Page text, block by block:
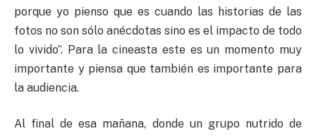
porque yo pienso que es cuando las historias de las
fotos no son sólo anécdotas sino es el impacto de todo
lo vivido”. Para la cineasta este es un momento muy
importante y piensa que también es importante para
la audiencia.
Al final de esa mañana, donde un grupo nutrido de